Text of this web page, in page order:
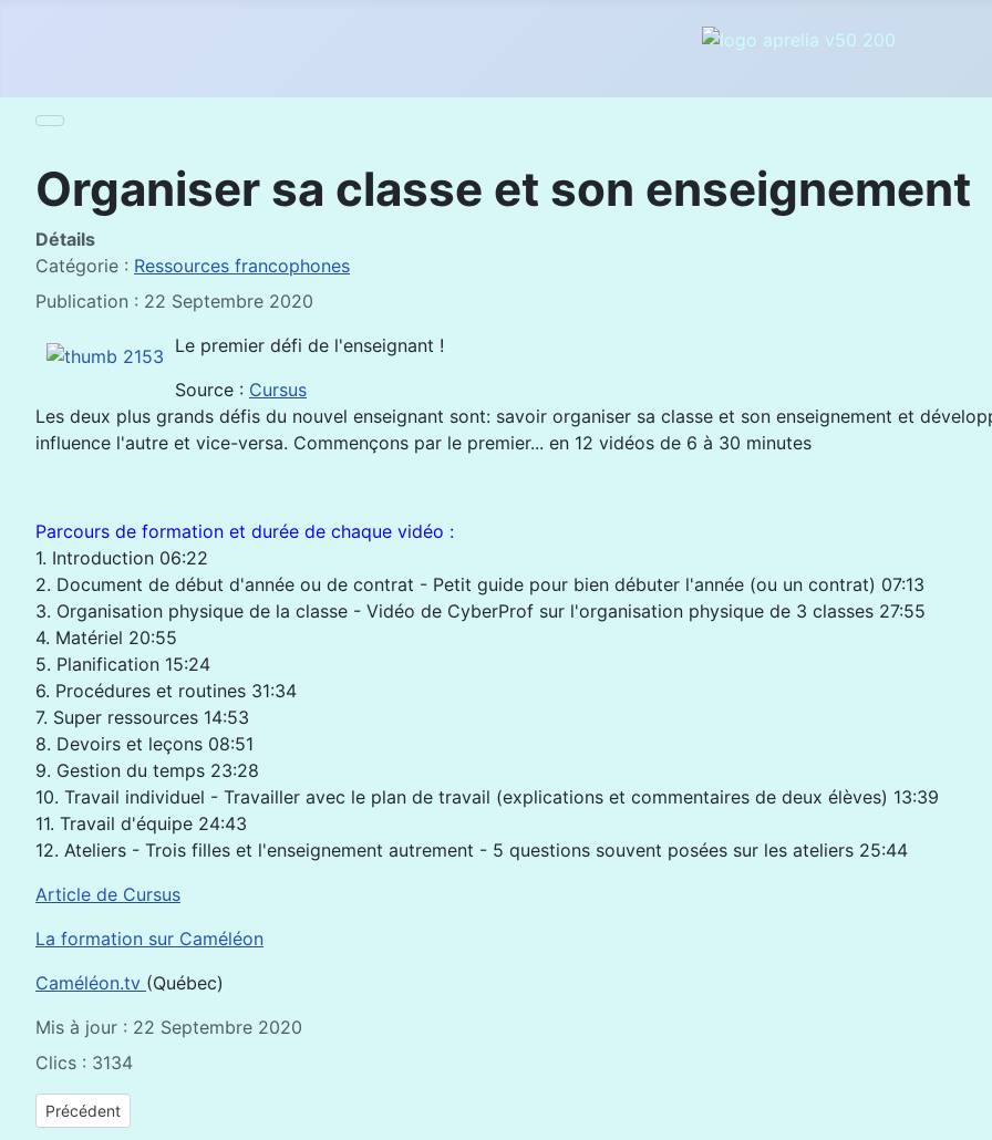
Organiser sa classe et son enseignement
Détails
Catégorie : Ressources francophones
Publication : 22 Septembre 2020
Le premier défi de l'enseignant !
Source : Cursus
Les deux plus grands défis du nouvel enseignant sont: savoir organiser sa classe et son enseignement et
influence l'autre et vice-versa. Commençons par le premier... en 12 vidéos de 6 à 30 minutes
Parcours de formation et durée de chaque vidéo :
1. Introduction 06:22
2. Document de début d'année ou de contrat - Petit guide pour bien débuter l'année (ou un contrat) 07:13
3. Organisation physique de la classe - Vidéo de CyberProf sur l'organisation physique de 3 classes 27:55
4. Matériel 20:55
5. Planification 15:24
6. Procédures et routines 31:34
7. Super ressources 14:53
8. Devoirs et leçons 08:51
9. Gestion du temps 23:28
10. Travail individuel - Travailler avec le plan de travail (explications et commentaires de deux élèves) 13:39
11. Travail d'équipe 24:43
12. Ateliers - Trois filles et l'enseignement autrement - 5 questions souvent posées sur les ateliers 25:44
Article de Cursus
La formation sur Caméléon
Caméléon.tv (Québec)
Mis à jour : 22 Septembre 2020
Clics : 3134
Article précédent : Ressources pédagogiques et didactiques du site APPRENDRE
Précédent